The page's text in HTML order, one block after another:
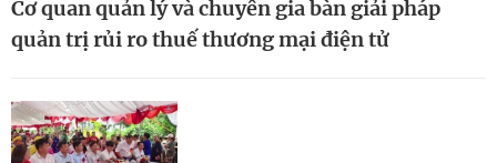
Cơ quan quản lý và chuyên gia bàn giải pháp
quản trị rủi ro thuế thương mại điện tử